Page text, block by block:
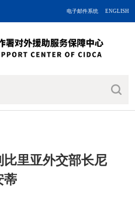
电子邮件系统 ENGLISH
比里亚外交部长尼
蒂